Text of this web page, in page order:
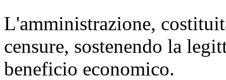
L'amministrazione,
censure, sostenendo la
beneficio economico.